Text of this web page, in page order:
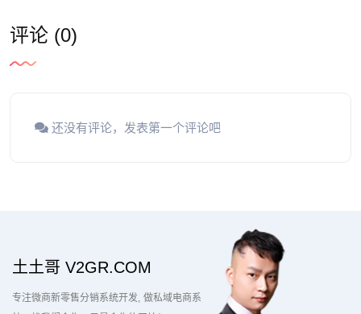
评论 (0)
还没有评论，发表第一个评论吧
土土哥 V2GR.COM
专注微商新零售分销系统开发 做私域电商系